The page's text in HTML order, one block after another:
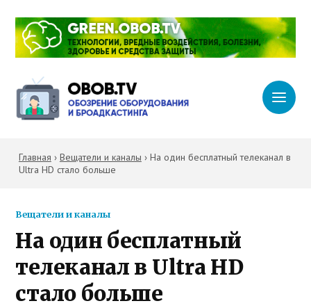
Главная › Вещатели и каналы › На один бесплатный телеканал в
Ultra HD стало больше
Вещатели и каналы
На один бесплатный
телеканал в Ultra HD
стало больше